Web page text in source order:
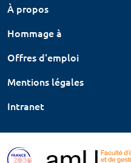
À propos
Hommage à
Offres d'emploi
Mentions légales
Intranet